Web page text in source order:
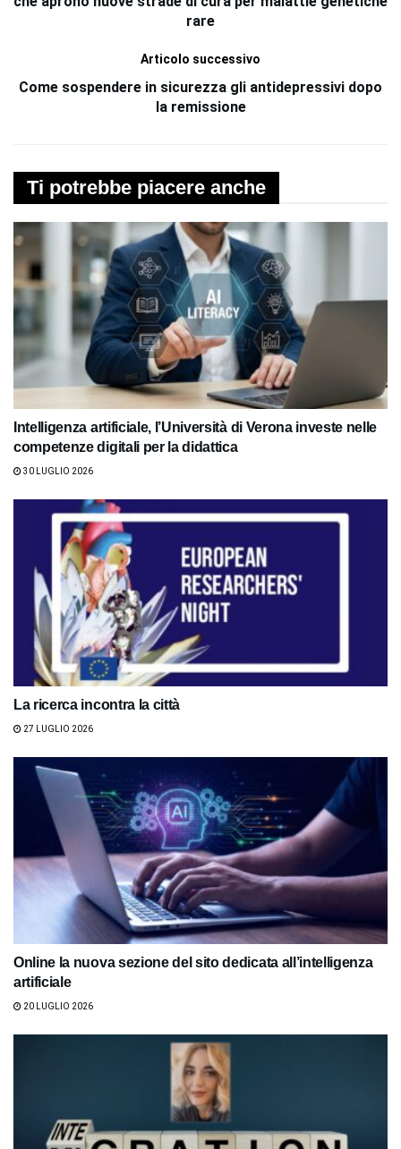
rare
Articolo successivo
Come sospendere in sicurezza gli antidepressivi dopo
la remissione
Ti potrebbe piacere anche
Intelligenza artificiale, l’Università di Verona investe nelle
competenze digitali per la didattica
30 LUGLIO 2026
La ricerca incontra la città
27 LUGLIO 2026
Online la nuova sezione del sito dedicata all’intelligenza
artificiale
20 LUGLIO 2026